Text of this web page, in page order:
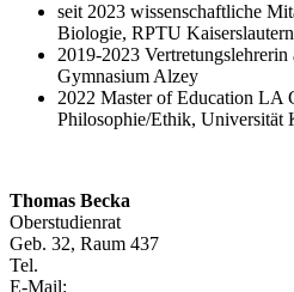
seit 2023 wissenschaftliche
Biologie, RPTU
2019-2023
Gymnasium Alzey
2022 Master of Education LA
Philosophie/Ethik, Universität
Thomas Becka
Oberstudienrat
Geb. 32, Raum 437
Tel.
E-Mail: